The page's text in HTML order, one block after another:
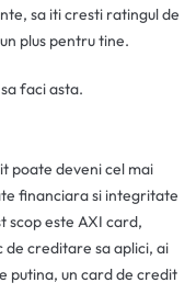
sa iti cresti ratingul de
plus pentru tine.
faci asta.
poate deveni cel mai
financiara si integritate
scop este AXI card,
de creditare sa aplici, ai
putina, un card de credit